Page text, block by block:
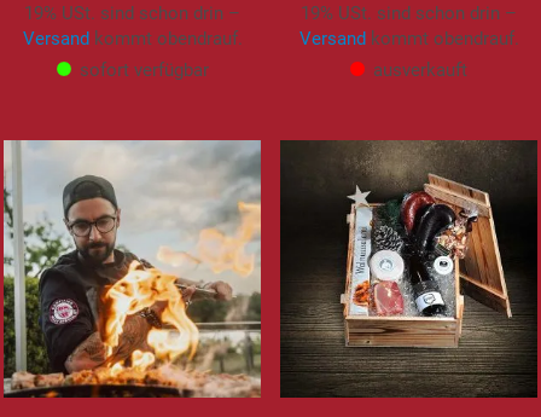
19% USt. sind schon drin –
Versandkommt obendrauf.
sofort verfügbar
19% USt. sind schon drin –
Versandkommt obendrauf.
ausverkauft